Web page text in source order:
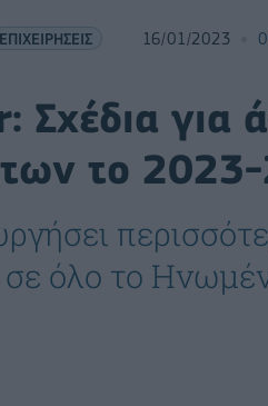
ΕΠΙΧΕΙΡΗΣΕΙΣ 16/01/2023
Σχέδια για
το
σε όλο το